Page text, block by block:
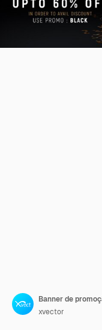
Banner de
xvector